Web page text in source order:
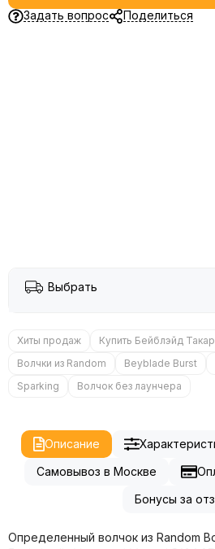
Задать вопрос Поделиться
Выбрать
Хиты продаж
Купить Бейблэйд
Волчки из Random
Beyblade Burst
Sparking
Волчок без лаунчера
Описание
Самовывоз в Москве
Бонусы за
Определенный волчок из Random